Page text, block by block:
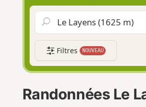
Filtres NOUVEAU
Randonnées Le